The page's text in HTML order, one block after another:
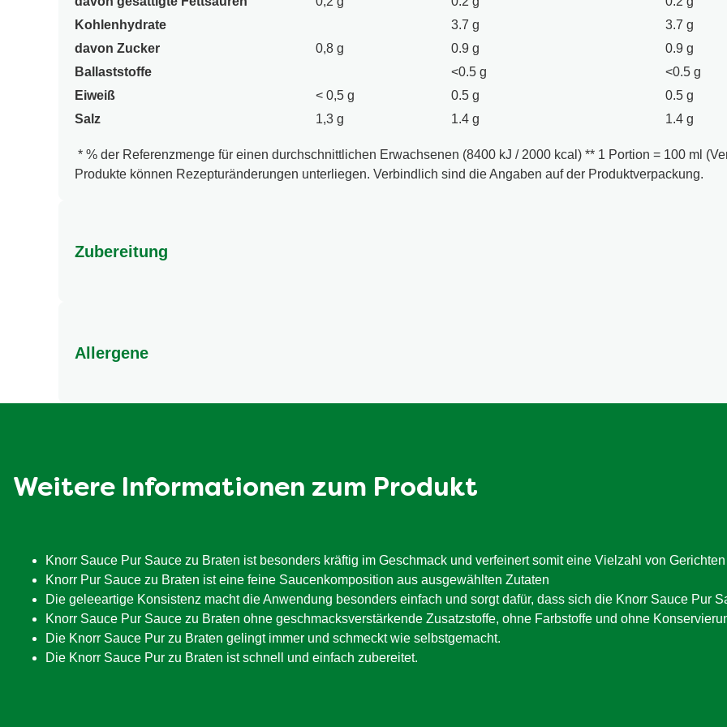
Kohlenhydrate
3.7 g
3.7 g
davon Zucker
0,8 g 0.9 g
0.9 g
Ballaststoffe
<0.5 g
<0.5 g
Eiweiß
< 0,5 g 0.5 g
0.5 g
Salz
1,3 g 1.4 g 1.4 g
* % der Referenzmenge für einen durchschnittlichen Erwachsenen (8400 kJ / 2000 kcal) ** 1 Portion = 100 ml
Produkte können Rezepturänderungen unterliegen. Verbindlich sind die Angaben auf der Produktverpackung.
Zubereitung
Allergene
Enthält Gluten.
Weitere Informationen zum Produkt
Knorr Sauce Pur Sauce zu Braten ist besonders kräftig im Geschmack und verfeinert somit eine Vielzahl von Gerichten
Knorr Pur Sauce zu Braten ist eine feine Saucenkomposition aus ausgewählten Zutaten
Die geleeartige Konsistenz macht die Anwendung besonders einfach und sorgt dafür, dass sich die Knorr Sauce Pur
Knorr Sauce Pur Sauce zu Braten ohne geschmacksverstärkende Zusatzstoffe, ohne Farbstoffe und ohne
Die Knorr Sauce Pur zu Braten gelingt immer und schmeckt wie selbstgemacht.
Die Knorr Sauce Pur zu Braten ist schnell und einfach zubereitet.